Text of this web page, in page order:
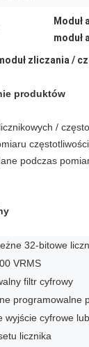
Moduł
moduł
zliczania /
produktów
/
podczas
32-bitowe
VRMS
filtr cyfrowy
programowalne
wyjście cyfrowe
licznika